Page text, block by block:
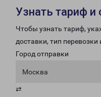
Узнать тариф и
Чтобы узнать тариф,
доставки, тип перевозки
Город отправки
Москва
⇄